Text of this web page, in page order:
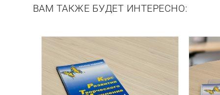
ВАМ ТАКЖЕ БУДЕТ ИНТЕРЕСНО: